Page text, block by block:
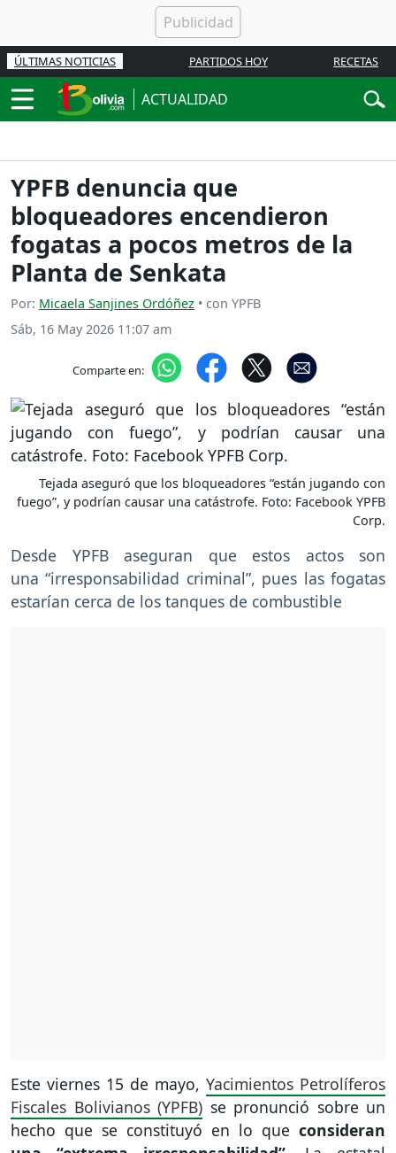
ÚLTIMAS NOTICIAS PARTIDOS HOY RECETAS
ACTUALIDAD
YPFB denuncia que
bloqueadores encendieron
fogatas a pocos metros de la
Planta de Senkata
Por: Micaela Sanjines Ordóñez • con YPFB
Sáb, 16 May 2026 11:07 am
Comparte en:
Tejada aseguró que los bloqueadores “están jugando con
fuego”, y podrían causar una catástrofe. Foto: Facebook YPFB
Corp.
Desde YPFB aseguran que estos actos son
una “irresponsabilidad criminal”, pues las fogatas
estarían cerca de los tanques de combustible
Este viernes 15 de mayo, Yacimientos Petrolíferos
Fiscales Bolivianos (YPFB) se pronunció sobre un
hecho que se constituyó en lo que consideran